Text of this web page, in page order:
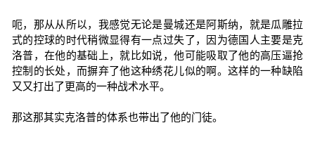
呃，那从从所以，我感觉无论是曼城还是阿斯纳，就是瓜雕拉
式的控球的时代稍微显得有一点过失了，因为德国人主要是克
洛普，在他的基础上，就比如说，他可能吸取了他的高压逼抢
控制的长处，而摒弃了他这种绣花儿似的啊。这样的一种缺陷
又又打出了更高的一种战术水平。
那这那其实克洛普的体系也带出了他的门徒。